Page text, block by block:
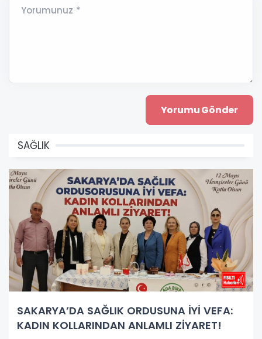
Yorumunuz *
SAĞLIK
SAKARYA’DA SAĞLIK ORDUSUNA İYİ VEFA:
KADIN KOLLARINDAN ANLAMLI ZİYARET!